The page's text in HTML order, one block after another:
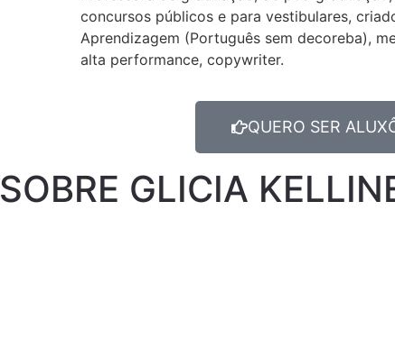
concursos públicos e para vestibulares,
Aprendizagem (Português sem decoreba),
alta performance, copywriter.
QUERO SER
SOBRE GLICIA